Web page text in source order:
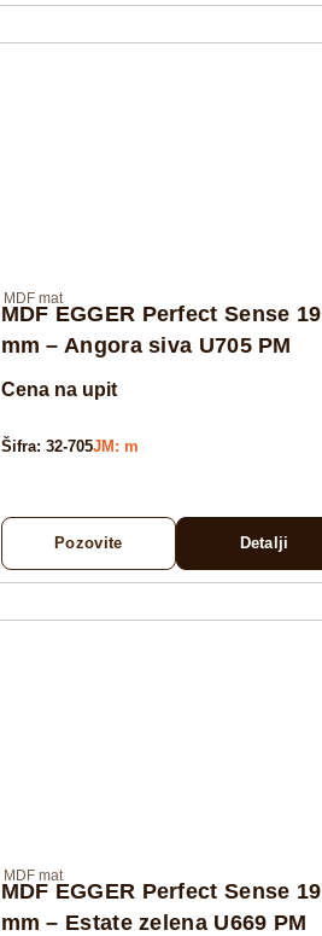
MDF mat
MDF EGGER Perfect Sense 19
mm – Angora siva U705 PM
Cena na upit
Šifra: 32-705JM: m
Pozovite Detalji
MDF mat
MDF EGGER Perfect Sense 19
mm – Estate zelena U669 PM